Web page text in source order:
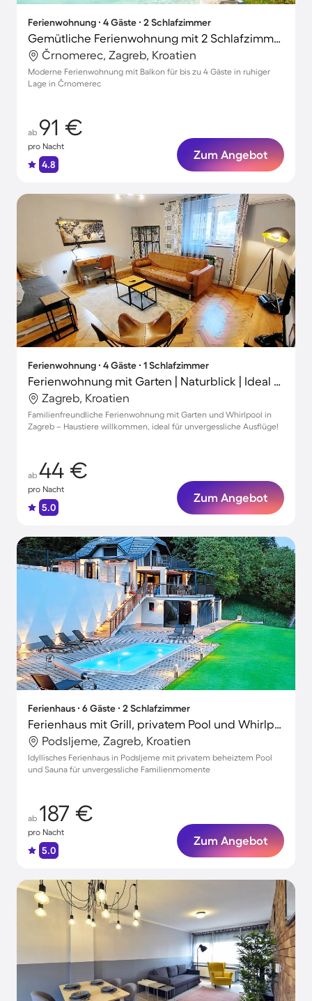
Ferienwohnung ∙ 4 Gäste ∙ 2 Schlafzimmer
Gemütliche Ferienwohnung mit 2 Schlafzimmern für 4 Personen
Črnomerec, Zagreb, Kroatien
Moderne Ferienwohnung mit Balkon für bis zu 4 Gäste in ruhiger
Lage in Črnomerec
ab 91 €
pro Nacht
4.8
Zum Angebot
Ferienwohnung ∙ 4 Gäste ∙ 1 Schlafzimmer
Ferienwohnung mit Garten | Naturblick | Ideal für Homeoffice
Zagreb, Kroatien
Familienfreundliche Ferienwohnung mit Garten und Whirlpool in
Zagreb – Haustiere willkommen, ideal für unvergessliche Ausflüge!
ab 44 €
pro Nacht
5.0
Zum Angebot
Ferienhaus ∙ 6 Gäste ∙ 2 Schlafzimmer
Ferienhaus mit Grill, privatem Pool und Whirlpool | Panoramablick
Podsljeme, Zagreb, Kroatien
Idyllisches Ferienhaus in Podsljeme mit privatem beheiztem Pool
und Sauna für unvergessliche Familienmomente
ab 187 €
pro Nacht
5.0
Zum Angebot